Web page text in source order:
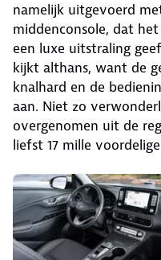
namelijk uitgevoerd
middenconsole, dat
een luxe uitstraling
kijkt althans, want de
knalhard en de
aan. Niet zo
overgenomen uit de
liefst 17 mille